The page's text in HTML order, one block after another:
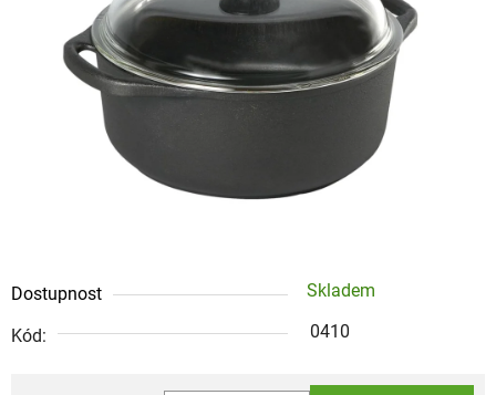
Dostupnost Skladem
Kód: 0410